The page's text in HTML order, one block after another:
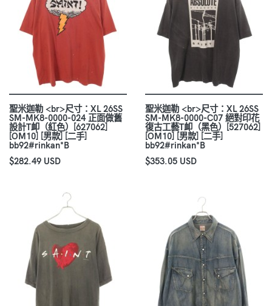
聖米迦勒 <br>尺寸：XL 26SS
SM-MK8-0000-024 正面做舊
設計T卹（紅色）[627062]
[OM10] [男款] [二手]
bb92#rinkan*B
$282.49 USD
聖米迦勒 <br>尺寸：XL 26SS
SM-MK8-0000-C07 絕對印花
復古工藝T卹（黑色）[527062]
[OM10] [男款] [二手]
bb92#rinkan*B
$353.05 USD